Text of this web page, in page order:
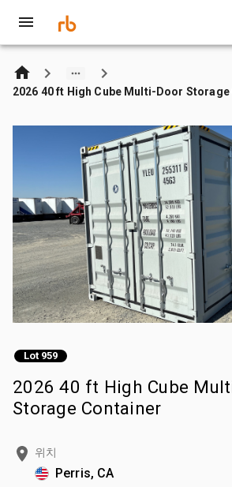
2026 40 ft High Cube Multi-Door
Lot 959
2026 40 ft High Cube
Storage Container
위치
Perris, CA